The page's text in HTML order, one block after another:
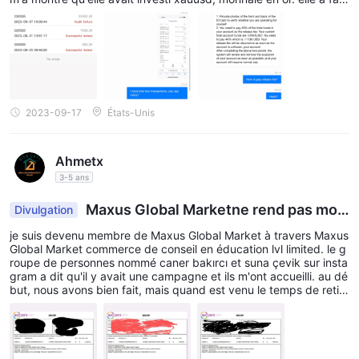
variations de prix de ces métaux précieux. Les CFD sur les
métaux peuvent être négociés sans avoir besoin de les
posséder physiquement, permettant ainsi de réaliser des
bénéfices potentiels grâce aux fluctuations de prix.
Maxus Global Market propose également des CFD
sur les produits énergétiques tels que le pétrole brut et d'autres
spéculer sur les mouvements de prix de ces ressources
essentielles, en réagissant aux changements sur les marchés
mondiaux de l'énergie.
Types de compte
Maxus Global Market propose deux types de compte distincts :
un compte de démonstration et un compte réel. Le compte de
démonstration permet aux utilisateurs de s'entraîner au trading
avec des fonds virtuels, en perfectionnant leurs compétences
et leurs stratégies dans un environnement sans risque.
En revanche, le compte réel offre la possibilité de trader en
beaucoup de profit. elle m'a présenté Metatrader 5 et un courtie
r appelé Maxus Global Market tome. elle m'a promis la sécurité d
e l'argent. J'ai transféré deux fois à maxus, pour un total de 35 0
00 USD, et j'ai retiré deux fois, pour un total de 8 848 USD. je ve
ux retirer davantage mais ils ne l'ont pas approuvé et ont gelé m
on compte. j'ai réalisé que ce sont des escrocs. ne déposez pas
d'argent sur ce courtier.注意，骗子，杀猪盘！
2023-09-17 États-Unis
Ahmetx
3-5 ans
Divulgation
Maxus Global Marketne rend pas mon
argent
je suis devenu membre de Maxus Global Market à travers Maxus
Global Market commerce de conseil en éducation lvl limited. le g
roupe de personnes nommé caner bakırcı et suna çevik sur insta
gram a dit qu'il y avait une campagne et ils m'ont accueilli. au dé
but, nous avons bien fait, mais quand est venu le temps de retire
nner conditions de lot. ils n'ont mentionné cette question ni verb
alement ni par écrit. quand je leur ai transmis cela, ils ont fait pre
ssion pour remplir le lot correctement. J'ai arrêté mes transaction